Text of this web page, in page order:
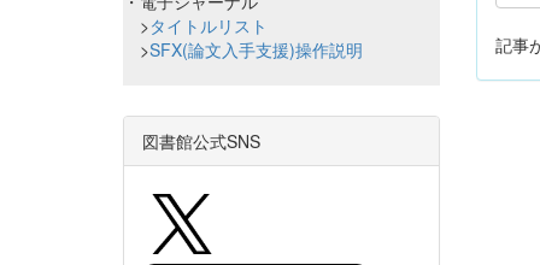
記事
>タイトルリスト
>SFX(論文入手支援)操作説明
図書館公式SNS